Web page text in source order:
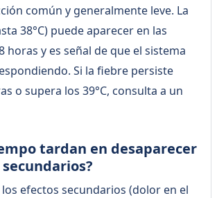
común y generalmente leve. La
38°C) puede aparecer en las
horas y es señal de que el sistema
Si la fiebre persiste
o supera los 39°C, consulta a un
tardan en desaparecer
efectos secundarios (dolor en el